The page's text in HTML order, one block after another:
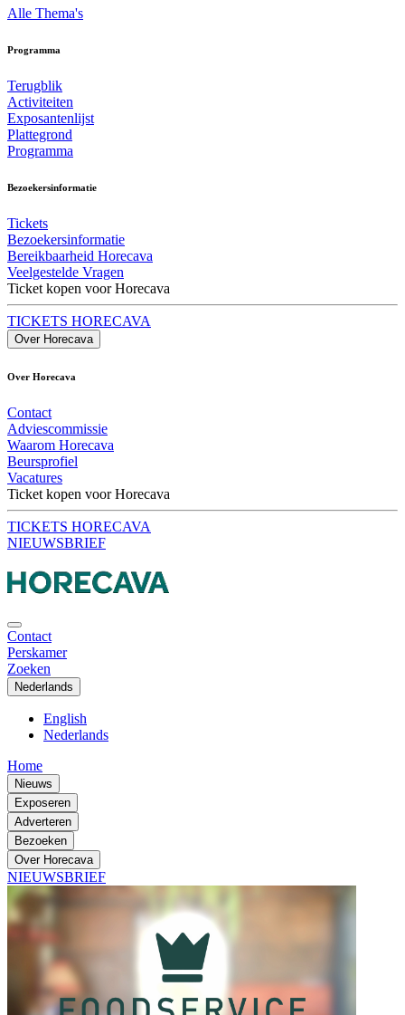
Alle Thema's
Programma
Terugblik
Activiteiten
Exposantenlijst
Plattegrond
Programma
Bezoekersinformatie
Tickets
Bezoekersinformatie
Bereikbaarheid Horecava
Veelgestelde Vragen
Ticket kopen voor Horecava
TICKETS HORECAVA
Over Horecava
Over Horecava
Contact
Adviescommissie
Waarom Horecava
Beursprofiel
Vacatures
Ticket kopen voor Horecava
TICKETS HORECAVA
NIEUWSBRIEF
Contact
Perskamer
Zoeken
Nederlands
English
Nederlands
Home
Nieuws
Exposeren
Adverteren
Bezoeken
Over Horecava
NIEUWSBRIEF